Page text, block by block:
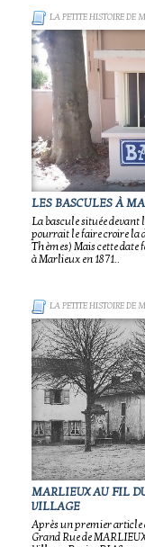
LA PETITE HISTOIRE DE
LES BASCULES À
La bascule située devant
pourrait le faire croire la
Thèmes) Mais cette
à Marlieux en 1871..
LA PETITE HISTOIRE DE
MARLIEUX AU FIL
VILLAGE
Après un premier article
Grand Rue de